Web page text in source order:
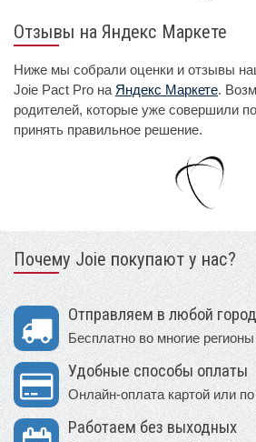
Отзывы на Яндекс Маркете
Ниже мы собрали оценки и отзывы
Joie Pact Pro на Яндекс Маркете.
родителей, которые уже совершили
принять правильное решение.
Почему Joie покупают у нас?
Отправляем в любой город
Бесплатно во многие
Удобные способы оплаты
Онлайн-оплата картой или
Работаем без выходных